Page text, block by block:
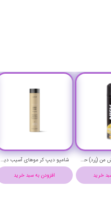
شامپو دیپ کر موهای آسیب دیده تکنیا لاکمه حجم 300 میلی لیتر - Lakme TEKNIA Deep Care Shampoo
افزودن به سبد خرید
اسپری رنگ مو نیش من (زرد) حجم 150 میلی لیتر - NISHMAN Hair color spray (YELLOW) 150 ml
خرید